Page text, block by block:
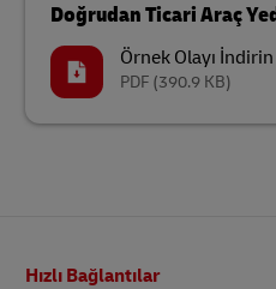
Doğrudan Ticari Araç
Örnek Olayı İndirin
PDF (390.9 KB)
Hızlı Bağlantılar